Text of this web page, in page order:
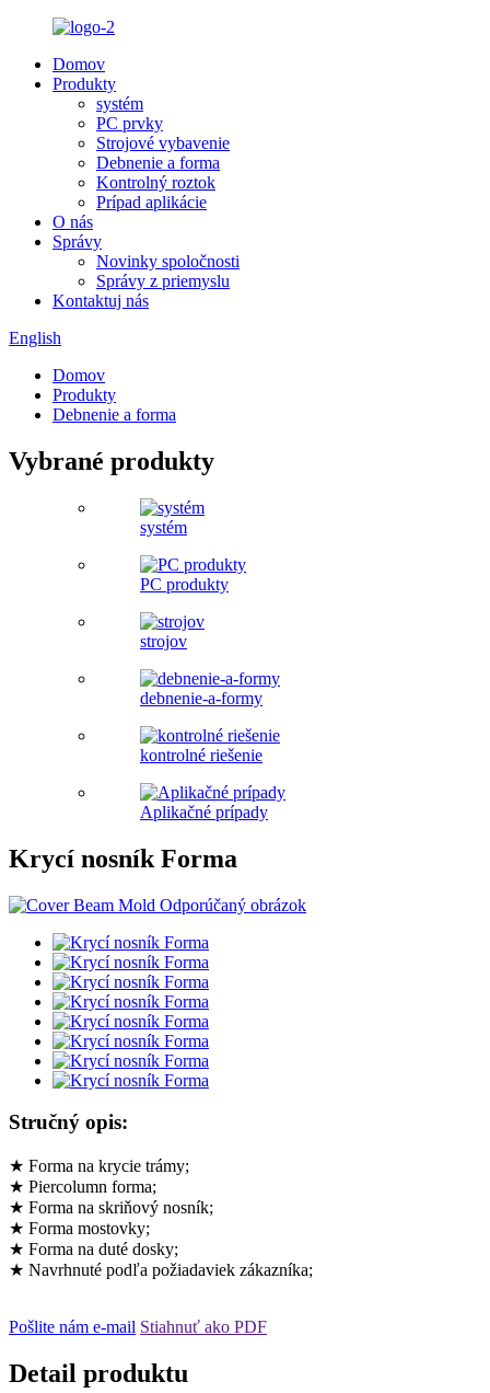
Domov
Produkty
systém
PC prvky
Strojové vybavenie
Debnenie a forma
Kontrolný roztok
Prípad aplikácie
O nás
Správy
Novinky spoločnosti
Správy z priemyslu
Kontaktuj nás
English
Domov
Produkty
Debnenie a forma
Vybrané produkty
systém
PC produkty
strojov
debnenie-a-formy
kontrolné riešenie
Aplikačné prípady
Krycí nosník Forma
Stručný opis:
★ Forma na krycie trámy;
★ Piercolumn forma;
★ Forma na skriňový nosník;
★ Forma mostovky;
★ Forma na duté dosky;
★ Navrhnuté podľa požiadaviek zákazníka;
Pošlite nám e-mail Stiahnuť ako PDF
Detail produktu